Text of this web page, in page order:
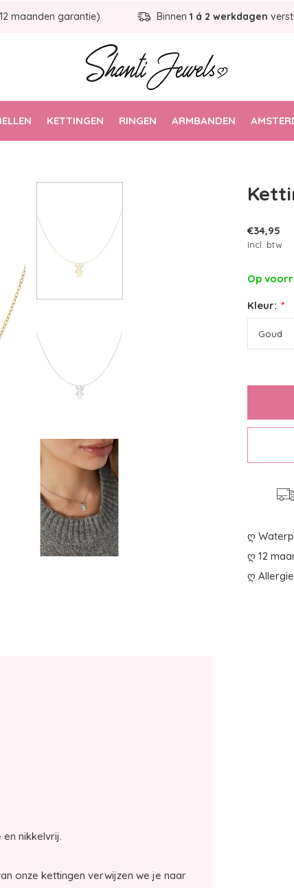
KETTINGEN RINGEN ARMBANDEN
maanden garantie) Binnen 1 á 2 werkdagen
€34,95
Incl. btw
Op
Kleur: *
ღ
ღ 12
ღ
nikkelvrij.
onze kettingen verwijzen we je naar